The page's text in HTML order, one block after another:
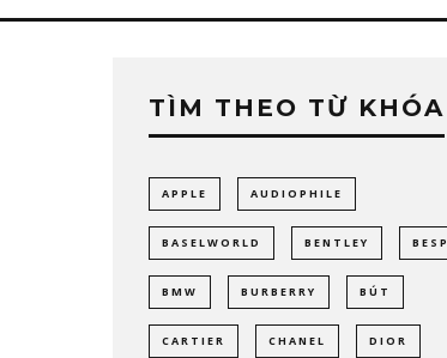
TÌM THEO TỪ KHÓA
APPLE AUDIOPHILE
BASELWORLD BENTLEY
BMW BURBERRY BÚT
CARTIER CHANEL DIOR